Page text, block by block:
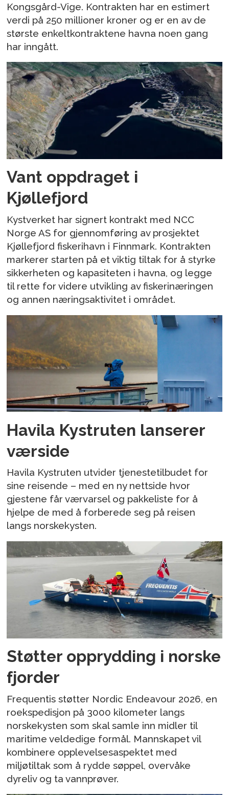
Kongsgård-Vige. Kontrakten har en estimert
verdi på 250 millioner kroner og er en av de
største enkeltkontraktene havna noen gang
har inngått.
Vant oppdraget i
Kjøllefjord
Kystverket har signert kontrakt med NCC
Norge AS for gjennomføring av prosjektet
Kjøllefjord fiskerihavn i Finnmark. Kontrakten
markerer starten på et viktig tiltak for å styrke
sikkerheten og kapasiteten i havna, og legge
til rette for videre utvikling av fiskerinæringen
og annen næringsaktivitet i området.
Havila Kystruten lanserer
værside
Havila Kystruten utvider tjenestetilbudet for
sine reisende – med en ny nettside hvor
gjestene får værvarsel og pakkeliste for å
hjelpe de med å forberede seg på reisen
langs norskekysten.
Støtter opprydding i norske
fjorder
Frequentis støtter Nordic Endeavour 2026, en
roekspedisjon på 3000 kilometer langs
norskekysten som skal samle inn midler til
maritime veldedige formål. Mannskapet vil
kombinere opplevelsesaspektet med
miljøtiltak som å rydde søppel, overvåke
dyreliv og ta vannprøver.